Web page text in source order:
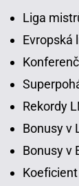
Liga
Evropská
Rekordy
Bonusy v
Bonusy v
Koeficient